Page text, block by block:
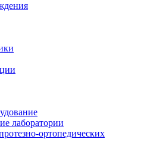
лаборатории
ортопедических